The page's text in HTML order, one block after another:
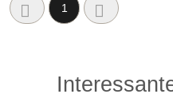
1